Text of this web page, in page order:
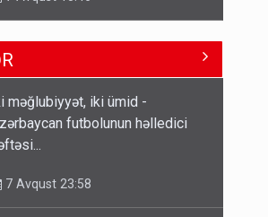
hava ilə bağlı VACİB
- Saat 11:00-dan…
var, dönüşü yox: Bakı-
böyük narazılıq
məğlubiyyət, iki ümid -
futbolunun həlledici
7 Avqust 23:58